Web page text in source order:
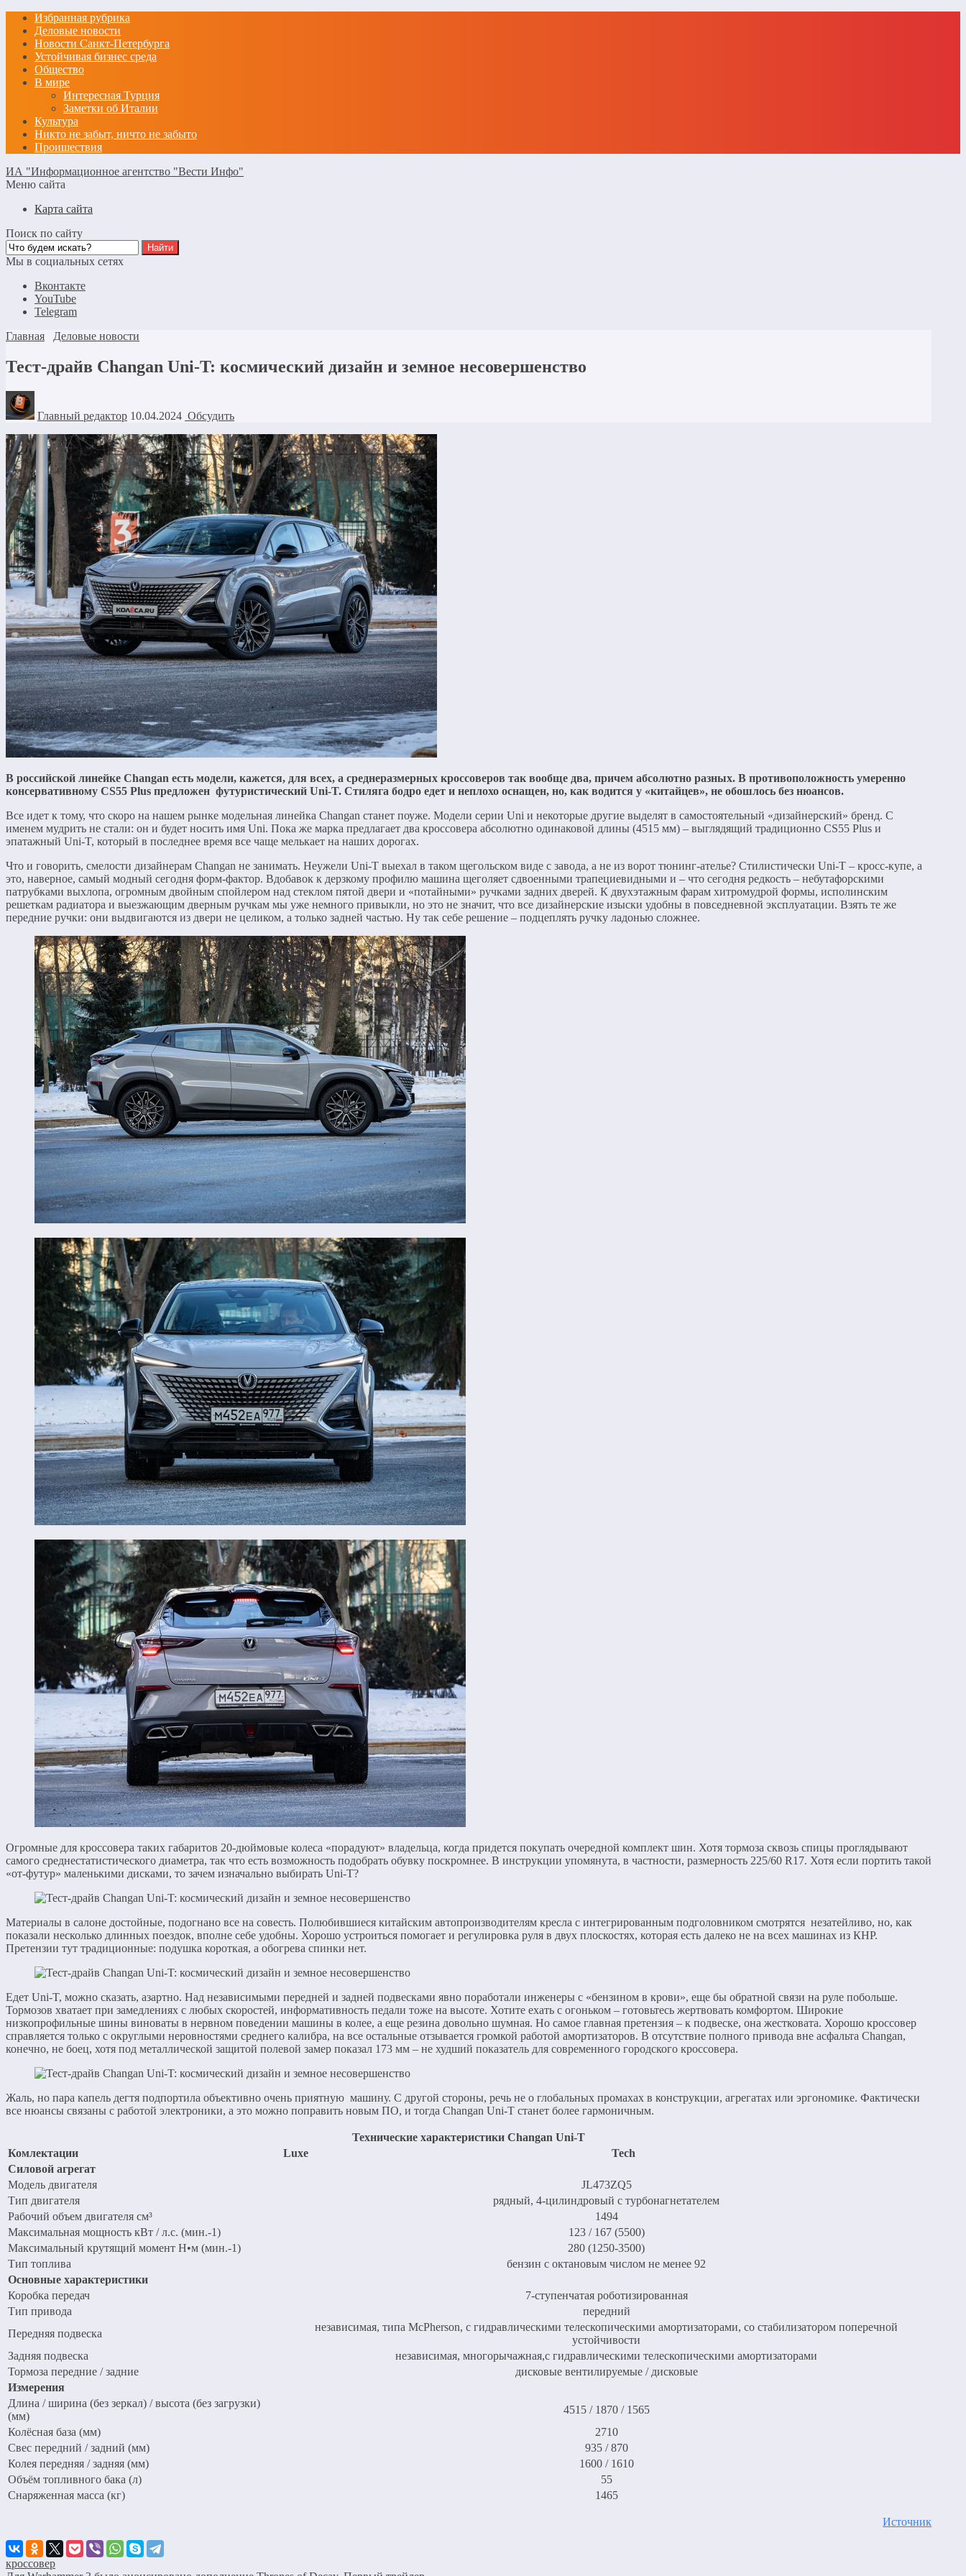
Избранная рубрика
Деловые новости
Новости Санкт-Петербурга
Устойчивая бизнес среда
Общество
В мире
Интересная Турция
Заметки об Италии
Культура
Никто не забыт, ничто не забыто
Проишествия
ИА "Информационное агентство "Вести Инфо"
Меню сайта
Карта сайта
Поиск по сайту
Мы в социальных сетях
Вконтакте
YouTube
Telegram
Главная
Деловые новости
Тест-драйв Changan Uni-T: космический дизайн и земное несовершенство
Главный редактор 10.04.2024 Обсудить
В российской линейке Changan есть модели, кажется, для всех, а среднеразмерных кроссоверов так вообще два, причем абсолютно разных. В противоположность умеренно
консервативному CS55 Plus предложен футуристический Uni-T. Стиляга бодро едет и неплохо оснащен, но, как водится у «китайцев», не обошлось без нюансов.
Все идет к тому, что скоро на нашем рынке модельная линейка Changan станет поуже. Модели серии Uni и некоторые другие выделят в самостоятельный «дизайнерский» бренд. С
именем мудрить не стали: он и будет носить имя Uni. Пока же марка предлагает два кроссовера абсолютно одинаковой длины (4515 мм) – выглядящий традиционно CS55 Plus и
эпатажный Uni-T, который в последнее время все чаще мелькает на наших дорогах.
Что и говорить, смелости дизайнерам Changan не занимать. Неужели Uni-T выехал в таком щегольском виде с завода, а не из ворот тюнинг-ателье? Стилистически Uni-T – кросс-купе, а
это, наверное, самый модный сегодня форм-фактор. Вдобавок к дерзкому профилю машина щеголяет сдвоенными трапециевидными и – что сегодня редкость – небутафорскими
патрубками выхлопа, огромным двойным спойлером над стеклом пятой двери и «потайными» ручками задних дверей. К двухэтажным фарам хитромудрой формы, исполинским
решеткам радиатора и выезжающим дверным ручкам мы уже немного привыкли, но это не значит, что все дизайнерские изыски удобны в повседневной эксплуатации. Взять те же
передние ручки: они выдвигаются из двери не целиком, а только задней частью. Ну так себе решение – подцеплять ручку ладонью сложнее.
Огромные для кроссовера таких габаритов 20-дюймовые колеса «порадуют» владельца, когда придется покупать очередной комплект шин. Хотя тормоза сквозь спицы проглядывают
самого среднестатистического диаметра, так что есть возможность подобрать обувку поскромнее. В инструкции упомянута, в частности, размерность 225/60 R17. Хотя если портить такой
«от-футур» маленькими дисками, то зачем изначально выбирать Uni-T?
Материалы в салоне достойные, подогнано все на совесть. Полюбившиеся китайским автопроизводителям кресла с интегрированным подголовником смотрятся незатейливо, но, как
показали несколько длинных поездок, вполне себе удобны. Хорошо устроиться помогает и регулировка руля в двух плоскостях, которая есть далеко не на всех машинах из КНР.
Претензии тут традиционные: подушка короткая, а обогрева спинки нет.
Едет Uni-T, можно сказать, азартно. Над независимыми передней и задней подвесками явно поработали инженеры с «бензином в крови», еще бы обратной связи на руле побольше.
Тормозов хватает при замедлениях с любых скоростей, информативность педали тоже на высоте. Хотите ехать с огоньком – готовьтесь жертвовать комфортом. Широкие
низкопрофильные шины виноваты в нервном поведении машины в колее, а еще резина довольно шумная. Но самое главная претензия – к подвеске, она жестковата. Хорошо кроссовер
справляется только с округлыми неровностями среднего калибра, на все остальные отзывается громкой работой амортизаторов. В отсутствие полного привода вне асфальта Changan,
конечно, не боец, хотя под металлической защитой полевой замер показал 173 мм – не худший показатель для современного городского кроссовера.
Жаль, но пара капель дегтя подпортила объективно очень приятную машину. С другой стороны, речь не о глобальных промахах в конструкции, агрегатах или эргономике. Фактически
все нюансы связаны с работой электроники, а это можно поправить новым ПО, и тогда Changan Uni-T станет более гармоничным.
Технические характеристики Changan Uni-T
Комлектации
Luxe
Tech
Силовой агрегат
Модель двигателя
JL473ZQ5
Тип двигателя
рядный, 4-цилиндровый с турбонагнетателем
Рабочий объем двигателя см³
1494
Максимальная мощность кВт / л.с. (мин.-1)
123 / 167 (5500)
Максимальный крутящий момент Н•м (мин.-1)
280 (1250-3500)
Тип топлива
бензин с октановым числом не менее 92
Основные характеристики
Коробка передач
7-ступенчатая роботизированная
Тип привода
передний
Передняя подвеска
независимая, типа McPherson, с гидравлическими телескопическими амортизаторами, со стабилизатором поперечной
устойчивости
Задняя подвеска
независимая, многорычажная,с гидравлическими телескопическими амортизаторами
Тормоза передние / задние
дисковые вентилируемые / дисковые
Измерения
Длина / ширина (без зеркал) / высота (без загрузки)
(мм)
4515 / 1870 / 1565
Колёсная база (мм)
2710
Свес передний / задний (мм)
935 / 870
Колея передняя / задняя (мм)
1600 / 1610
Объём топливного бака (л)
55
Снаряженная масса (кг)
1465
Источник
кроссовер